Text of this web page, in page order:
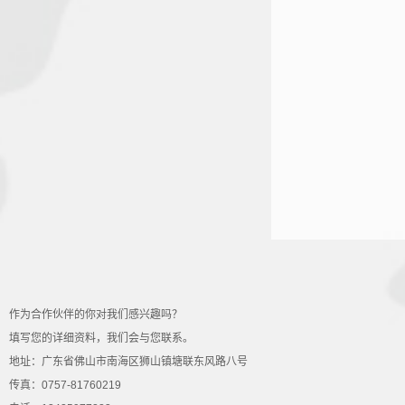
作为合作伙伴的你对我们感兴趣吗？
填写您的详细资料，我们会与您联系。
地址：广东省佛山市南海区狮山镇塘联东风路八号
传真：0757-81760219